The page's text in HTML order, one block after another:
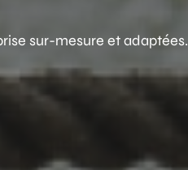
sur-mesure et adaptées.